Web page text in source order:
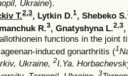
Ukraine).
T.2,3, Lytkin D.1, Shebeko S.
R.3, Gnatyshyna L.2,3
functions in the joint
induced gonarthritis (1
Ukraine, 2I.Ya.
3